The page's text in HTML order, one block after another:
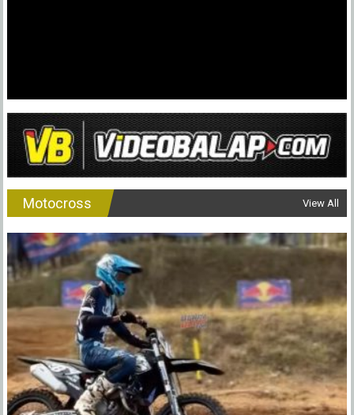
Motocross View All